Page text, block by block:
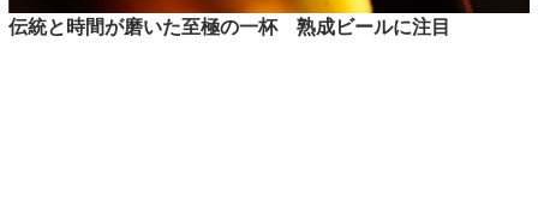
伝統と時間が磨いた至極の一杯 熟成ビールに注目